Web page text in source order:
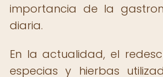
importancia de la
diaria.
En la actualidad, el
especias y hierbas